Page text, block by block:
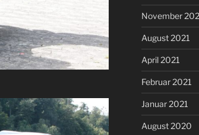
November
August 2021
April 2021
Februar 2021
Januar 2021
August 2020